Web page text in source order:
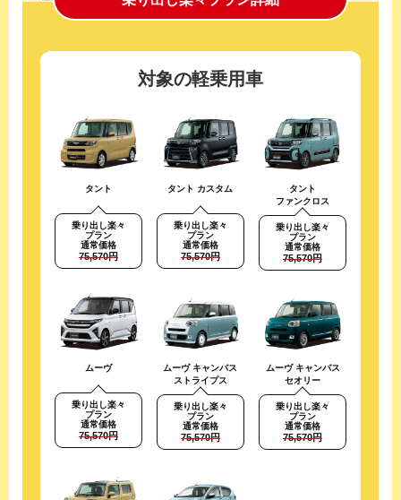
対象の軽乗用車
タント
乗り出し楽々
プラン
通常価格
75,570円
タント カスタム
乗り出し楽々
プラン
通常価格
75,570円
タント
ファンクロス
乗り出し楽々
プラン
通常価格
75,570円
ムーヴ
乗り出し楽々
プラン
通常価格
75,570円
ムーヴ キャンバス
ストライプス
乗り出し楽々
プラン
通常価格
75,570円
ムーヴ キャンバス
セオリー
乗り出し楽々
プラン
通常価格
75,570円